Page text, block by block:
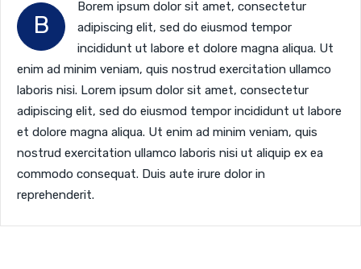
B
Borem ipsum dolor sit amet, consectetur
adipiscing elit, sed do eiusmod tempor
incididunt ut labore et dolore magna aliqua. Ut
enim ad minim veniam, quis nostrud exercitation ullamco
laboris nisi. Lorem ipsum dolor sit amet, consectetur
adipiscing elit, sed do eiusmod tempor incididunt ut labore
et dolore magna aliqua. Ut enim ad minim veniam, quis
nostrud exercitation ullamco laboris nisi ut aliquip ex ea
commodo consequat. Duis aute irure dolor in
reprehenderit.